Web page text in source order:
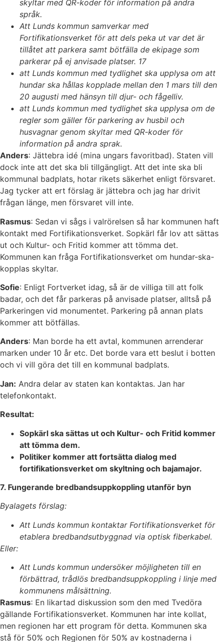
skyltar med QR-koder för information på andra
språk.
Att Lunds kommun samverkar med
Fortifikationsverket för att dels peka ut var det är
tillåtet att parkera samt bötfälla de ekipage som
parkerar på ej anvisade platser. 17
att Lunds kommun med tydlighet ska upplysa om att
hundar ska hållas kopplade mellan den 1 mars till den
20 augusti med hänsyn till djur- och fågelliv.
att Lunds kommun med tydlighet ska upplysa om de
regler som gäller för parkering av husbil och
husvagnar genom skyltar med QR-koder för
information på andra sprak.
Anders: Jättebra idé (mina ungars favoritbad). Staten vill
dock inte att det ska bli tillgängligt. Att det inte ska bli
kommunal badplats, hotar rikets säkerhet enligt försvaret.
Jag tycker att ert förslag är jättebra och jag har drivit
frågan länge, men försvaret vill inte.
Rasmus: Sedan vi sågs i valrörelsen så har kommunen haft
kontakt med Fortifikationsverket. Sopkärl får lov att sättas
ut och Kultur- och Fritid kommer att tömma det.
Kommunen kan fråga Fortifikationsverket om hundar-ska-
kopplas skyltar.
Sofie: Enligt Fortverket idag, så är de villiga till att folk
badar, och det får parkeras på anvisade platser, alltså på
Parkeringen vid monumentet. Parkering på annan plats
kommer att bötfällas.
Anders: Man borde ha ett avtal, kommunen arrenderar
marken under 10 år etc. Det borde vara ett beslut i botten
och vi vill göra det till en kommunal badplats.
Jan: Andra delar av staten kan kontaktas. Jan har
telefonkontakt.
Resultat:
Sopkärl ska sättas ut och Kultur- och Fritid kommer
att tömma dem.
Politiker kommer att fortsätta dialog med
fortifikationsverket om skyltning och bajamajor.
7. Fungerande bredbandsuppkoppling utanför byn
Byalagets förslag:
Att Lunds kommun kontaktar Fortifikationsverket för
etablera bredbandsutbyggnad via optisk fiberkabel.
Eller:
Att Lunds kommun undersöker möjligheten till en
förbättrad, trådlös bredbandsuppkoppling i linje med
kommunens målsättning.
Rasmus: En likartad diskussion som den med Tvedöra
gällande Fortifikationsverket. Kommunen har inte kollat,
men regionen har ett program för detta. Kommunen ska
stå för 50% och Regionen för 50% av kostnaderna i